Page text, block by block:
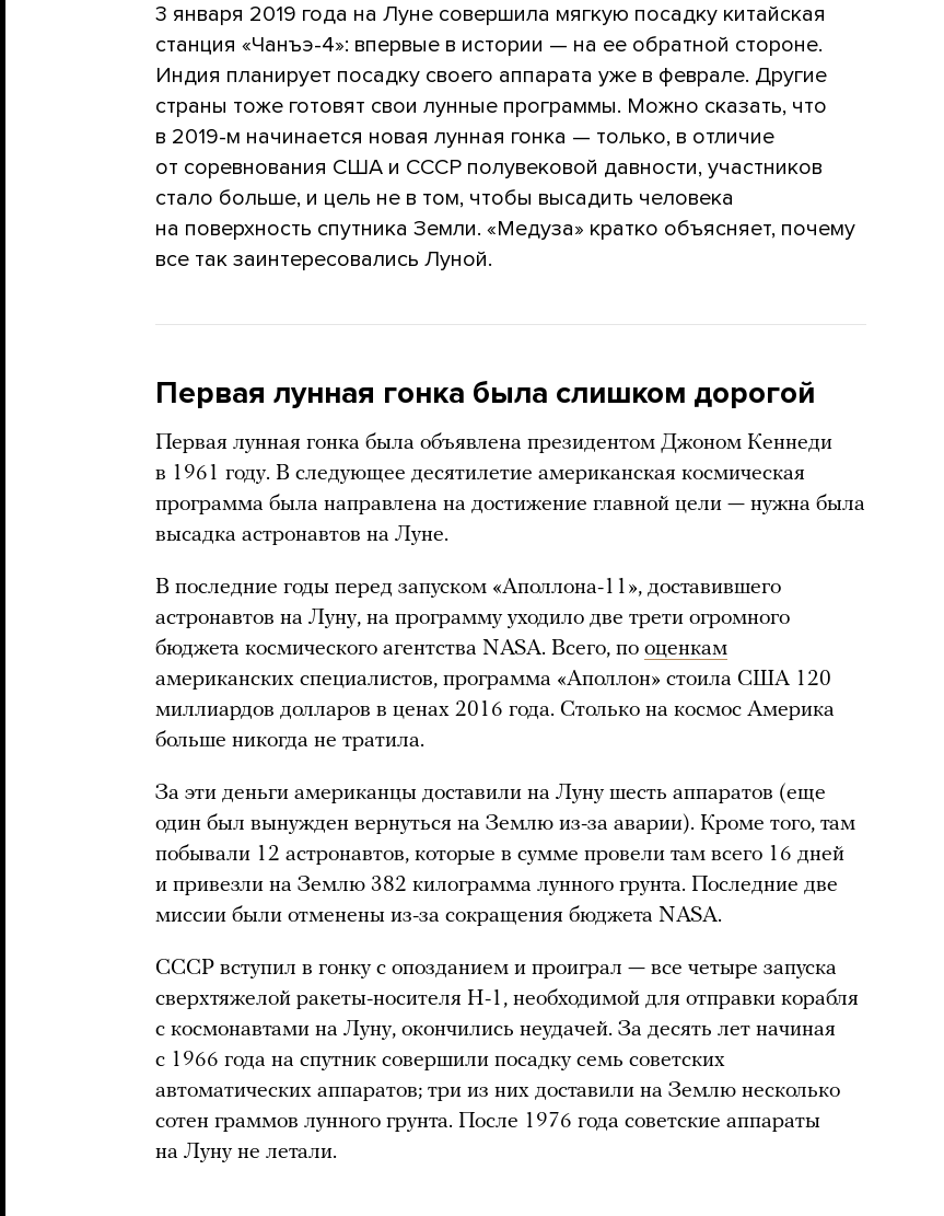
3 января 2019 года на Луне совершила мягкую посадку китайская
станция «Чанъэ-4»: впервые в истории — на ее обратной стороне.
Индия планирует посадку своего аппарата уже в феврале. Другие
страны тоже готовят свои лунные программы. Можно сказать, что
в 2019-м начинается новая лунная гонка — только, в отличие
от соревнования США и СССР полувековой давности, участников
стало больше, и цель не в том, чтобы высадить человека
на поверхность спутника Земли. «Медуза» кратко объясняет, почему
все так заинтересовались Луной.
Первая лунная гонка была слишком дорогой
Первая лунная гонка была объявлена президентом Джоном Кеннеди
в 1961 году. В следующее десятилетие американская космическая
программа была направлена на достижение главной цели — нужна была
высадка астронавтов на Луне.
В последние годы перед запуском «Аполлона-11», доставившего
астронавтов на Луну, на программу уходило две трети огромного
бюджета космического агентства NASA. Всего, по оценкам
американских специалистов, программа «Аполлон» стоила США 120
миллиардов долларов в ценах 2016 года. Столько на космос Америка
больше никогда не тратила.
За эти деньги американцы доставили на Луну шесть аппаратов (еще
один был вынужден вернуться на Землю из-за аварии). Кроме того, там
побывали 12 астронавтов, которые в сумме провели там всего 16 дней
и привезли на Землю 382 килограмма лунного грунта. Последние две
миссии были отменены из-за сокращения бюджета NASA.
СССР вступил в гонку с опозданием и проиграл — все четыре запуска
сверхтяжелой ракеты-носителя Н-1, необходимой для отправки корабля
с космонавтами на Луну, окончились неудачей. За десять лет начиная
с 1966 года на спутник совершили посадку семь советских
автоматических аппаратов; три из них доставили на Землю несколько
сотен граммов лунного грунта. После 1976 года советские аппараты
на Луну не летали.